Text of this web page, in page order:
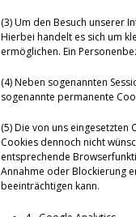
(3) Um den Besuch unserer
Hierbei handelt es sich um
ermöglichen. Ein
(4) Neben sogenannten
sogenannte permanente
(5) Die von uns eingesetzten
Cookies dennoch nicht
entsprechende
Annahme oder Blockierung
beeinträchtigen kann.